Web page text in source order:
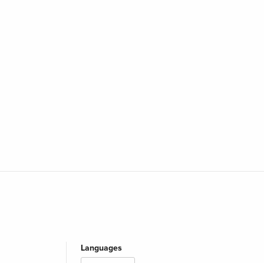
Languages